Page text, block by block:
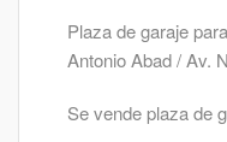
Plaza de garaje
Antonio Abad / Av.
Se vende plaza de